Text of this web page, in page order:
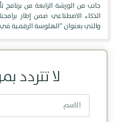
جانب من الورشة الرابعة من
الذكاء الاصطناعي ضمن إطار
والتي بعنوان “الهلوسة الرقمية
لا تتردد